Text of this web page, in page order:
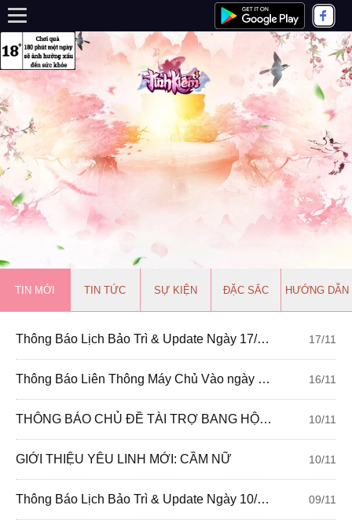
TIN MỚI TIN TỨC SỰ KIỆN ĐẶC SẮC HƯỚNG DẪN
Thông Báo Lịch Bảo Trì & Update Ngày 17/11/2021 17/11
Thông Báo Liên Thông Máy Chủ Vào ngày 17/11/2021 16/11
THÔNG BÁO CHỦ ĐỀ TÀI TRỢ BANG HỘI TUẦN 143: BANG HỘI ĐỒNG CHIẾN 10/11
GIỚI THIỆU YÊU LINH MỚI: CẦM NỮ 10/11
Thông Báo Lịch Bảo Trì & Update Ngày 10/11/2021 09/11